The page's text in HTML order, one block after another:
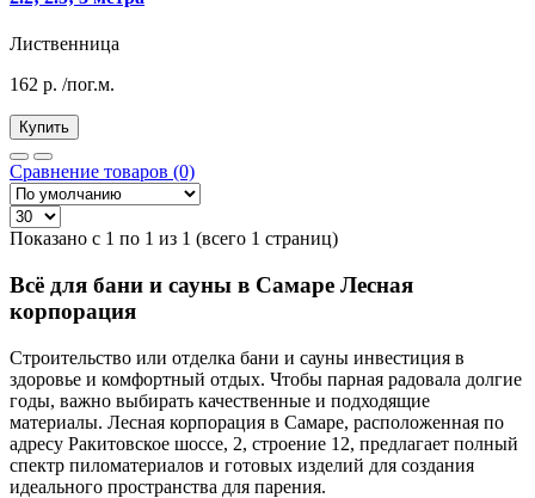
Лиственница
162 р. /пог.м.
Купить
Сравнение товаров (0)
Показано с 1 по 1 из 1 (всего 1 страниц)
Всё для бани и сауны в Самаре Лесная
корпорация
Строительство или отделка бани и сауны инвестиция в
здоровье и комфортный отдых. Чтобы парная радовала долгие
годы, важно выбирать качественные и подходящие
материалы. Лесная корпорация в Самаре, расположенная по
адресу Ракитовское шоссе, 2, строение 12, предлагает полный
спектр пиломатериалов и готовых изделий для создания
идеального пространства для парения.